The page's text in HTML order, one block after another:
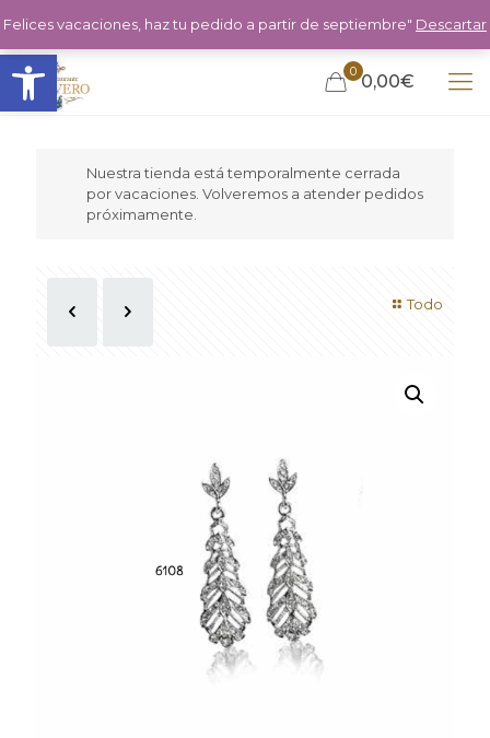
Abrir barra de herramientas 0 0,00€
Nuestra tienda está temporalmente cerrada
por vacaciones. Volveremos a atender pedidos
próximamente.
Todo
Felices vacaciones, haz tu pedido a partir de septiembre" Descartar